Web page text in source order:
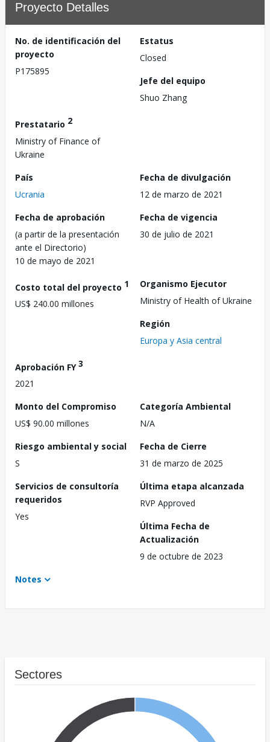
Proyecto Detalles
No. de identificación del
proyecto
P175895
Estatus
Closed
Jefe del equipo
Shuo Zhang
Prestatario 2
Ministry of Finance of
Ukraine
País
Ucrania
Fecha de divulgación
12 de marzo de 2021
Fecha de aprobación
(a partir de la presentación
ante el Directorio)
10 de mayo de 2021
Fecha de vigencia
30 de julio de 2021
Costo total del proyecto 1
US$ 240.00 millones
Organismo Ejecutor
Ministry of Health of Ukraine
Región
Europa y Asia central
Aprobación FY3
2021
Monto del Compromiso
US$ 90.00 millones
Categoría Ambiental
N/A
Riesgo ambiental y social
S
Fecha de Cierre
31 de marzo de 2025
Servicios de consultoría
requeridos
Yes
Última etapa alcanzada
RVP Approved
Última Fecha de
Actualización
9 de octubre de 2023
Notes
Sectores